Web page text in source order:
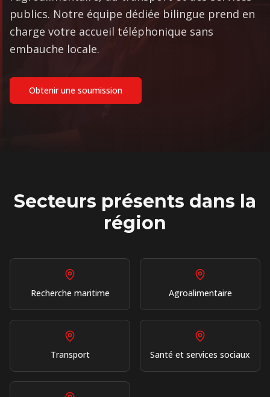
publics. Notre équipe dédiée bilingue prend en
charge votre accueil téléphonique sans
embauche locale.
Obtenir une soumission
Secteurs présents dans la
région
Recherche maritime Agroalimentaire
Transport Santé et services sociaux